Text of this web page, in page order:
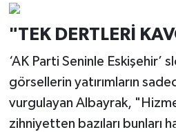
"TEK DERTLERİ
‘AK Parti Seninle Eskişehir’
görsellerin yatırımların
vurgulayan Albayrak,
zihniyetten bazıları bunları